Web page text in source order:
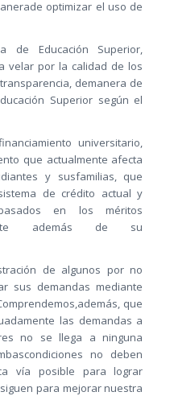
optimizar el uso de
de Educación Superior,
velar por la calidad de los
demanera de
Superior según el
universitario,
que actualmente afecta
y susfamilias, que
de crédito actual y
en los méritos
además de su
de algunos por no
sus demandas mediante
que
las demandas a
no se llega a ninguna
no deben
vía posible para lograr
para mejorar nuestra